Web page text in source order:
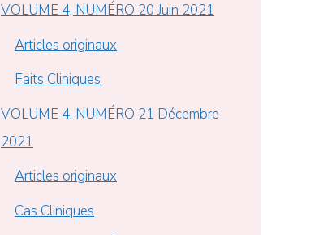
VOLUME 4, NUMÉRO 20 Juin 2021
Articles originaux
Faits Cliniques
VOLUME 4, NUMÉRO 21 Décembre
2021
Articles originaux
Cas Cliniques